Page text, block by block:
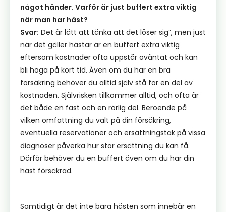
något händer. Varför är just buffert extra viktig
när man har häst?
Svar: Det är lätt att tänka att det löser sig”, men just
när det gäller hästar är en buffert extra viktig
eftersom kostnader ofta uppstår oväntat och kan
bli höga på kort tid. Även om du har en bra
försäkring behöver du alltid själv stå för en del av
kostnaden. Självrisken tillkommer alltid, och ofta är
det både en fast och en rörlig del. Beroende på
vilken omfattning du valt på din försäkring,
eventuella reservationer och ersättningstak på vissa
diagnoser påverka hur stor ersättning du kan få.
Därför behöver du en buffert även om du har din
häst försäkrad.
Samtidigt är det inte bara hästen som innebär en